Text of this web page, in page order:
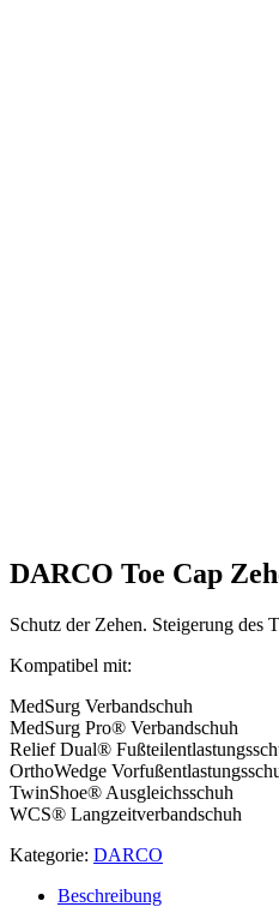
DARCO Toe Cap
Schutz der Zehen. Steigerung des
Kompatibel mit:
MedSurg Verbandschuh
MedSurg Pro® Verbandschuh
Relief Dual®
OrthoWedge
TwinShoe® Ausgleichsschuh
WCS® Langzeitverbandschuh
Kategorie: DARCO
Beschreibung